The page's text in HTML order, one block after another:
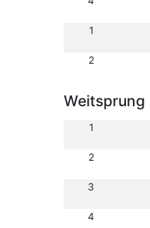
1
2
Weitsprung
1
2
3
4